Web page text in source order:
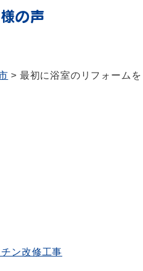
の声
> 最初に浴室のリフォームを
ン改修工事